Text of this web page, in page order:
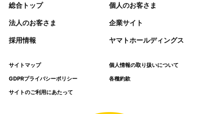
総合トップ 個人のお客さま
法人のお客さま 企業サイト
採用情報 ヤマトホールディングス
サイトマップ
個人情報の取り扱いについて
GDPRプライバシーポリシー
各種約款
サイトのご利用にあたって